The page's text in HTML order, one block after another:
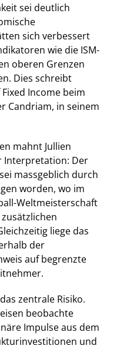
sei deutlich
sich verbessert
wie die ISM-
oberen Grenzen
Dies schreibt
Income beim
Candriam, in seinem
mahnt Jullien
Interpretation: Der
massgeblich durch
worden, wo im
Weltmeisterschaft
liege das
der
auf begrenzte
zentrale Risiko.
beobachte
Impulse aus dem
und